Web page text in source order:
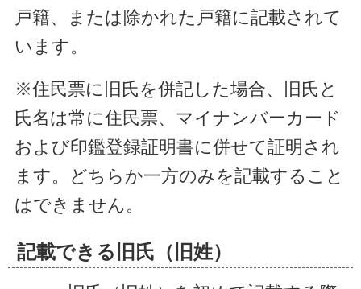
戸籍、または除かれた戸籍に記載されて
います。
※住民票に旧氏を併記した場合、旧氏と
氏名は常に住民票、マイナンバーカード
および印鑑登録証明書に併せて証明され
ます。どちらか一方のみを記載すること
はできません。
記載できる旧氏（旧姓）